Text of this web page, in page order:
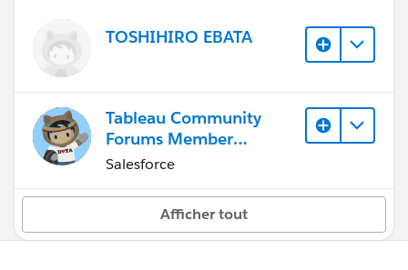
TOSHIHIRO EBATA
Tableau Community
Forums Member
(Inactive)
Salesforce
Afficher tout